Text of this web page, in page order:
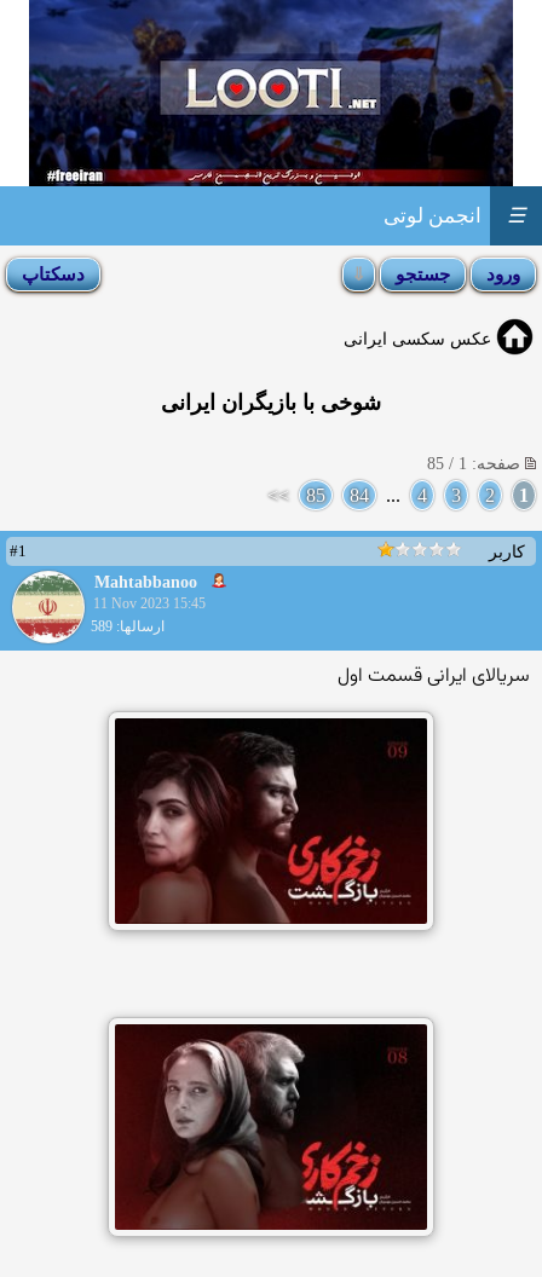
انجمن لوتی ☰
عکس سکسی ایرانی
شوخی با بازیگران ایرانی
صفحه: 1 / 85
1
2
3
4
...
84
85
>>
کاربر
#1
Mahtabbanoo
11 Nov 2023 15:45
ارسالها: 589
سریالای ایرانی قسمت اول